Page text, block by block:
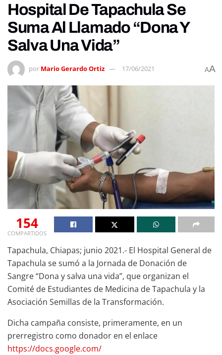
Hospital De Tapachula Se
Suma Al Llamado “Dona Y
Salva Una Vida”
por Mario Gerardo Ortiz 17/06/2021 AA
154
COMPARTIDOS
Tapachula, Chiapas; junio 2021.- El Hospital General de
Tapachula se sumó a la Jornada de Donación de
Sangre “Dona y salva una vida”, que organizan el
Comité de Estudiantes de Medicina de Tapachula y la
Asociación Semillas de la Transformación.
Dicha campaña consiste, primeramente, en un
prerregistro como donador en el enlace
https://docs.google.com/